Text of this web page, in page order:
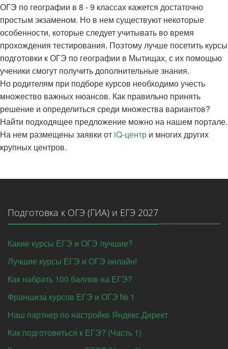
ОГЭ по географии в 8 - 9 классах кажется достаточно
простым экзаменом. Но в нем существуют некоторые
особенности, которые следует учитывать во время
прохождения тестирования. Поэтому лучше посетить курсы
подготовки к ОГЭ по географии в Мытищах, с их помощью
ученики смогут получить дополнительные знания.
Но родителям при подборе курсов необходимо учесть
множество важных нюансов. Как правильно принять
решение и определиться среди множества вариантов?
Найти подходящее предложение можно на нашем портале.
На нем размещены заявки от iQ-центр и многих других
крупных центров.
Подготовка к ОГЭ (ГИА) и ЕГЭ 2027
Какие курсы ЕГЭ и ОГЭ лучшие?
Лучшие курсы ЕГЭ и ОГЭ онлайн!
Как набрать 100 баллов на ЕГЭ?
Франшиза курсов ЕГЭ и ОГЭ № 1
Наш партнер по настройке Яндекс Директ
Как подготовиться к ЕГЭ? (Часть 1)